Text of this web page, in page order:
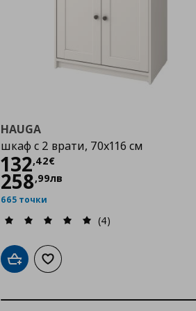
HAUGA
шкаф с 2 врати, 70x116 см
132,42€
Цена
258,99лв
665 точки
(4)
Добави в кошницата
Добави към списъка с любими